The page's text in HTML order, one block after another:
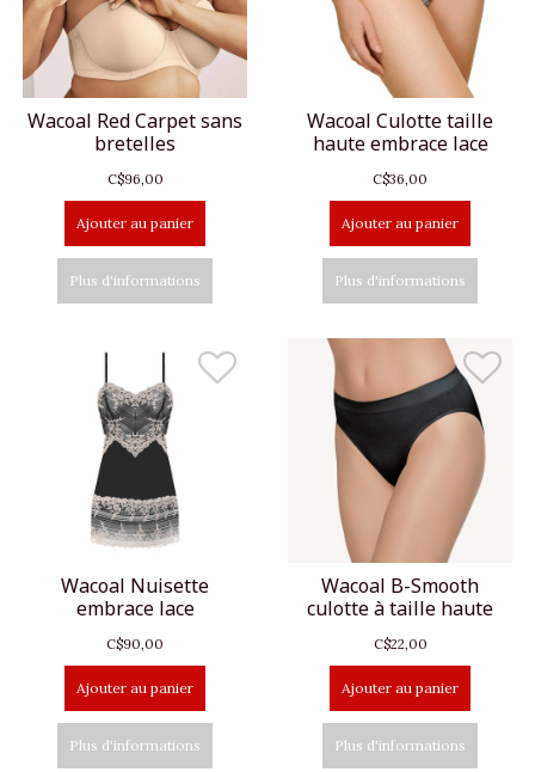
Wacoal Red Carpet sans
bretelles
C$96,00
Ajouter au panier
Plus d'informations
Wacoal Culotte taille
haute embrace lace
C$36,00
Ajouter au panier
Plus d'informations
Wacoal Nuisette
embrace lace
C$90,00
Ajouter au panier
Plus d'informations
Wacoal B-Smooth
culotte à taille haute
C$22,00
Ajouter au panier
Plus d'informations